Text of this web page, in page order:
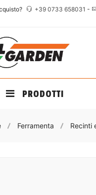
+39 0733 658031 -
PRODOTTI
Ferramenta Recinti